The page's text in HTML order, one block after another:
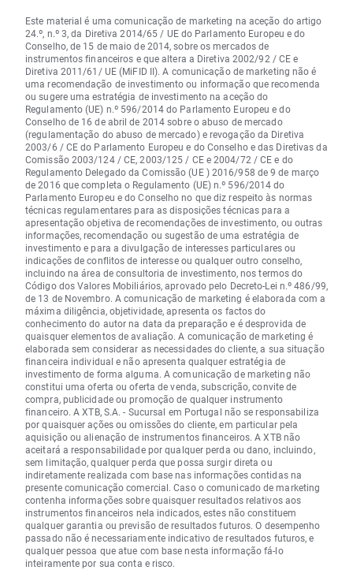
Este material é uma comunicação de marketing na aceção do artigo
24.º, n.º 3, da Diretiva 2014/65 / UE do Parlamento Europeu e do
Conselho, de 15 de maio de 2014, sobre os mercados de
instrumentos financeiros e que altera a Diretiva 2002/92 / CE e
Diretiva 2011/61/ UE (MiFID II). A comunicação de marketing não é
uma recomendação de investimento ou informação que recomenda
ou sugere uma estratégia de investimento na aceção do
Regulamento (UE) n.º 596/2014 do Parlamento Europeu e do
Conselho de 16 de abril de 2014 sobre o abuso de mercado
(regulamentação do abuso de mercado) e revogação da Diretiva
2003/6 / CE do Parlamento Europeu e do Conselho e das Diretivas da
Comissão 2003/124 / CE, 2003/125 / CE e 2004/72 / CE e do
Regulamento Delegado da Comissão (UE ) 2016/958 de 9 de março
de 2016 que completa o Regulamento (UE) n.º 596/2014 do
Parlamento Europeu e do Conselho no que diz respeito às normas
técnicas regulamentares para as disposições técnicas para a
apresentação objetiva de recomendações de investimento, ou outras
informações, recomendação ou sugestão de uma estratégia de
investimento e para a divulgação de interesses particulares ou
indicações de conflitos de interesse ou qualquer outro conselho,
incluindo na área de consultoria de investimento, nos termos do
Código dos Valores Mobiliários, aprovado pelo Decreto-Lei n.º 486/99,
de 13 de Novembro. A comunicação de marketing é elaborada com a
máxima diligência, objetividade, apresenta os factos do
conhecimento do autor na data da preparação e é desprovida de
quaisquer elementos de avaliação. A comunicação de marketing é
elaborada sem considerar as necessidades do cliente, a sua situação
financeira individual e não apresenta qualquer estratégia de
investimento de forma alguma. A comunicação de marketing não
constitui uma oferta ou oferta de venda, subscrição, convite de
compra, publicidade ou promoção de qualquer instrumento
financeiro. A XTB, S.A. - Sucursal em Portugal não se responsabiliza
por quaisquer ações ou omissões do cliente, em particular pela
aquisição ou alienação de instrumentos financeiros. A XTB não
aceitará a responsabilidade por qualquer perda ou dano, incluindo,
sem limitação, qualquer perda que possa surgir direta ou
indiretamente realizada com base nas informações contidas na
presente comunicação comercial. Caso o comunicado de marketing
contenha informações sobre quaisquer resultados relativos aos
instrumentos financeiros nela indicados, estes não constituem
qualquer garantia ou previsão de resultados futuros. O desempenho
passado não é necessariamente indicativo de resultados futuros, e
qualquer pessoa que atue com base nesta informação fá-lo
inteiramente por sua conta e risco.